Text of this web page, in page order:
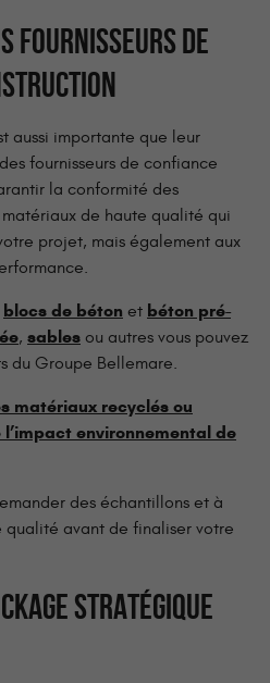
FOURNISSEURS DE
aussi importante que leur
fournisseurs de confiance
la conformité des
de haute qualité qui
projet, mais également aux
blocs de béton et béton pré-
, sables ou autres vous pouvez
du Groupe Bellemare.
matériaux recyclés ou
environnemental de
des échantillons et à
avant de finaliser votre
STRATÉGIQUE